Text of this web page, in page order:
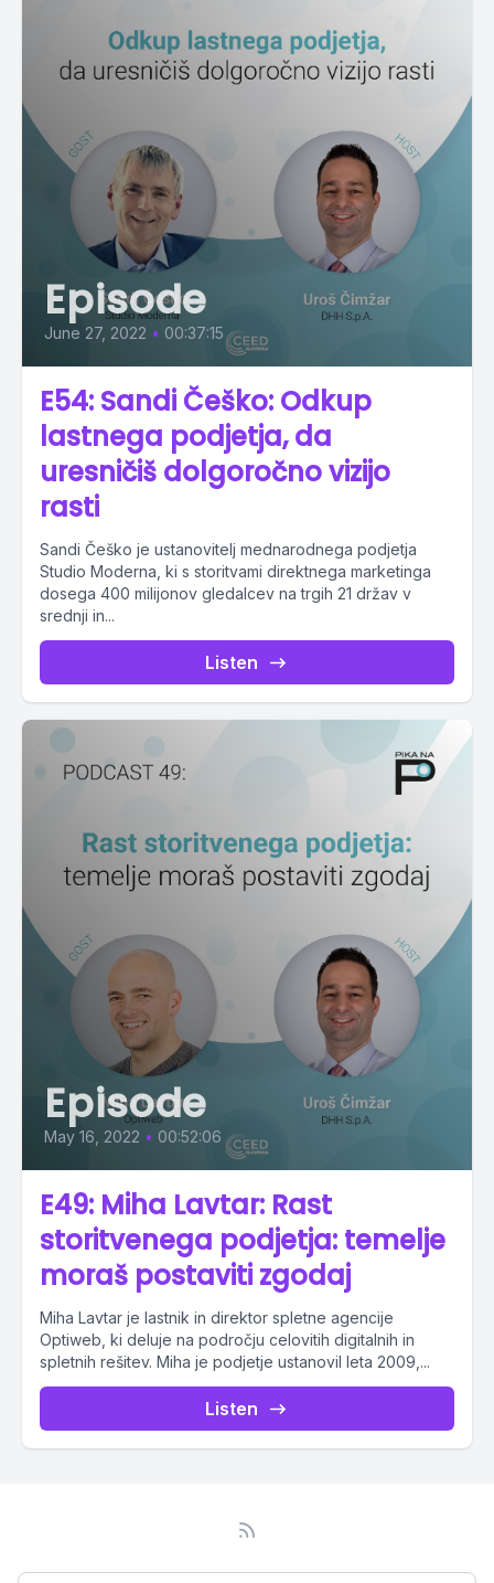
Episode
June 27, 2022 • 00:37:15
E54: Sandi Češko: Odkup
lastnega podjetja, da
uresničiš dolgoročno vizijo
rasti
Sandi Češko je ustanovitelj mednarodnega podjetja
Studio Moderna, ki s storitvami direktnega marketinga
dosega 400 milijonov gledalcev na trgih 21 držav v
srednji in...
Listen
Episode
May 16, 2022 • 00:52:06
E49: Miha Lavtar: Rast
storitvenega podjetja: temelje
moraš postaviti zgodaj
Miha Lavtar je lastnik in direktor spletne agencije
Optiweb, ki deluje na področju celovitih digitalnih in
spletnih rešitev. Miha je podjetje ustanovil leta 2009,...
Listen